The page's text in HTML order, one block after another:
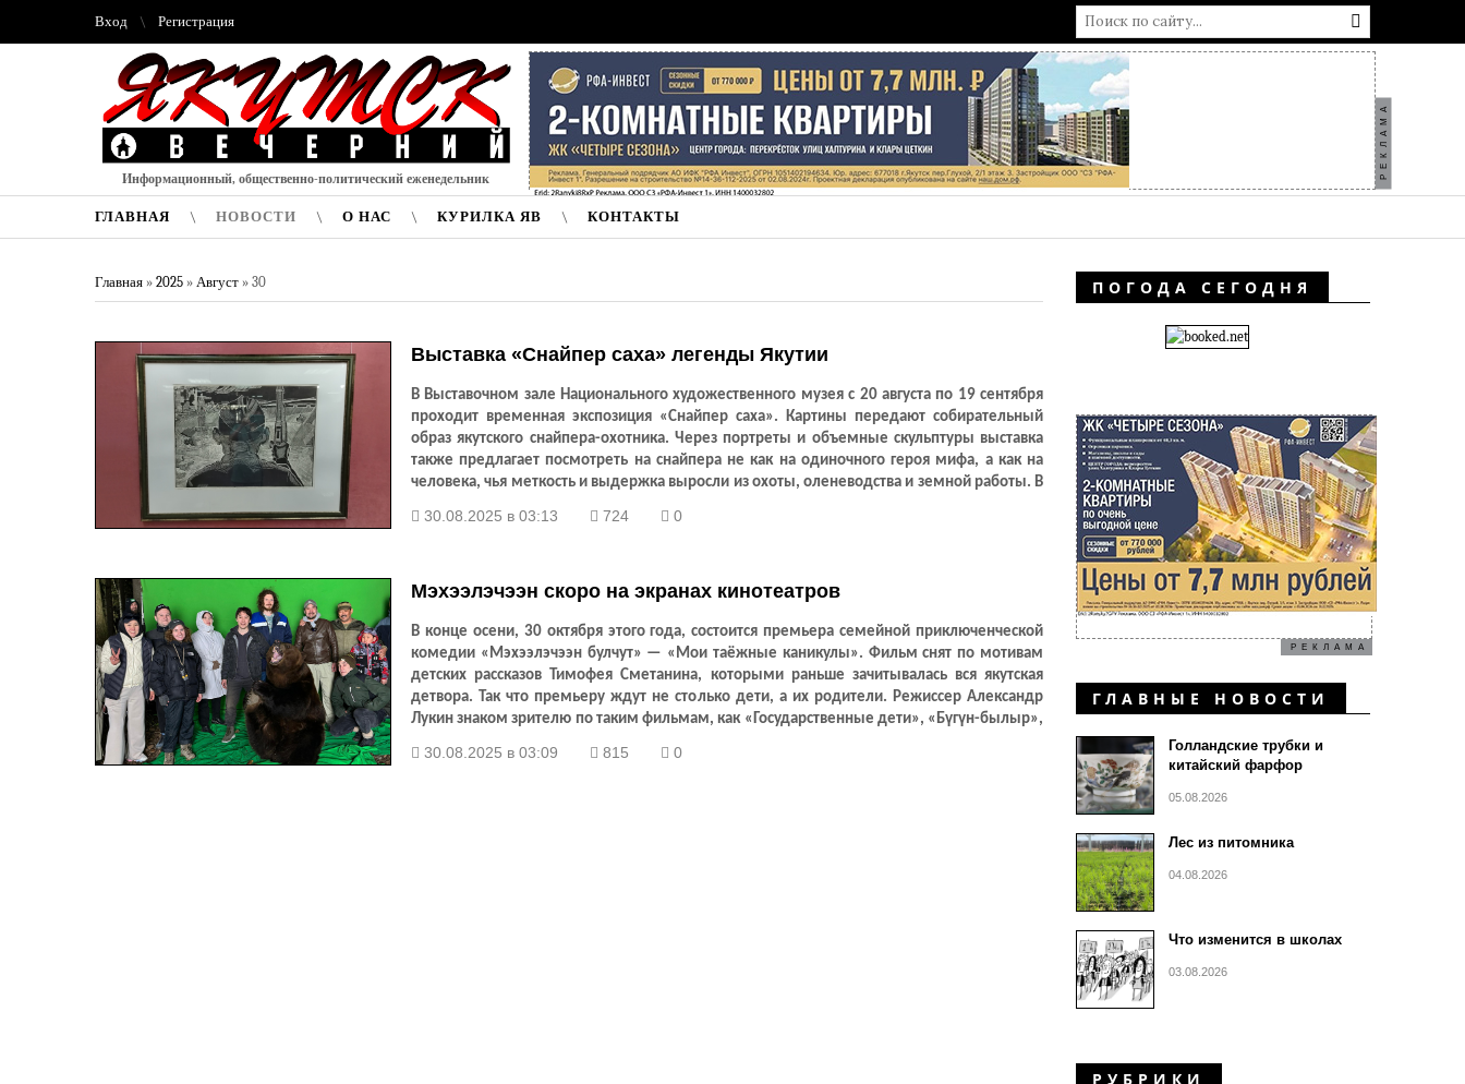
Вход Регистрация
Информационный, общественно-политический еженедельник РЕКЛАМА
ГЛАВНАЯ НОВОСТИ О НАС КУРИЛКА ЯВ КОНТАКТЫ
Главная » 2025 » Август » 30
Выставка «Снайпер саха» легенды Якутии
В Выставочном зале Национального художественного музея с 20 августа по 19 сентября
проходит временная экспозиция «Снайпер саха». Картины передают собирательный
образ якутского снайпера-охотника. Через портреты и объемные скульптуры выставка
также предлагает посмотреть на снайпера не как на одиночного героя мифа, а как на
человека, чья меткость и выдержка выросли из охоты, оленеводства и земной работы. В
30.08.2025 в 03:13 724 0
Мэхээлэчээн скоро на экранах кинотеатров
В конце осени, 30 октября этого года, состоится премьера семейной приключенческой
комедии «Мэхээлэчээн булчут» — «Мои таёжные каникулы». Фильм снят по мотивам
детских рассказов Тимофея Сметанина, которыми раньше зачитывалась вся якутская
детвора. Так что премьеру ждут не столько дети, а их родители. Режиссер Александр
Лукин знаком зрителю по таким фильмам, как «Государственные дети», «Бүгүн-былыр»,
премьеры у самого режиссера.
30.08.2025 в 03:09 815 0
ПОГОДА СЕГОДНЯ
РЕКЛАМА
ГЛАВНЫЕ НОВОСТИ
Голландские трубки и
китайский фарфор
05.08.2026
Лес из питомника
04.08.2026
Что изменится в школах
03.08.2026
РУБРИКИ